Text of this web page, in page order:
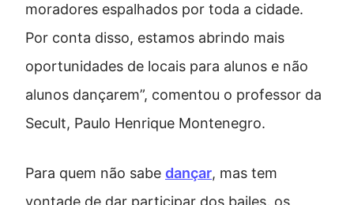
moradores espalhados por toda a cidade.
Por conta disso, estamos abrindo mais
oportunidades de locais para alunos e não
alunos dançarem”, comentou o professor da
Secult, Paulo Henrique Montenegro.
Para quem não sabe dançar, mas tem